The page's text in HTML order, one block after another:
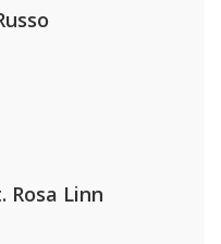
Rosa Linn